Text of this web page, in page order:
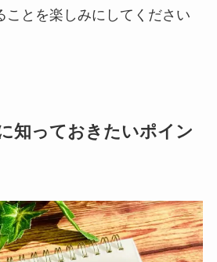
ことを楽しみにしてください
知っておきたいポイン